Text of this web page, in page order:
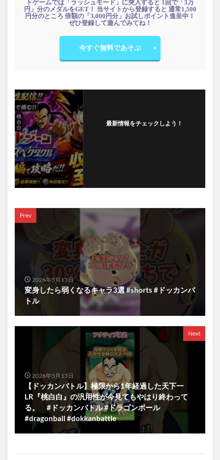
トゲームでは「ラッシュモード」に突入すると 1回で「3万
円」分のメダルをGET！ 当サイトから登録すると 通常1,500
円分のところ 倍額の「3,000円分」お試しポイント進呈中！
ぜひ登録して遊んでみてね！
今すぐ無料であそぶ
最新情報をチェックしよう！
Prev
2026年5月13日
変身したら弱くなるキャラ3選 #shorts #ドッカンバ
トル
Next
2026年5月13日
【ドッカンバトル】極限から1年経過した天下一
LR『桃白白』の汎用性が今見てもやはり終わって
る。 #ドッカンバトル #ドラゴンボール
#dragonball #dokkanbattle